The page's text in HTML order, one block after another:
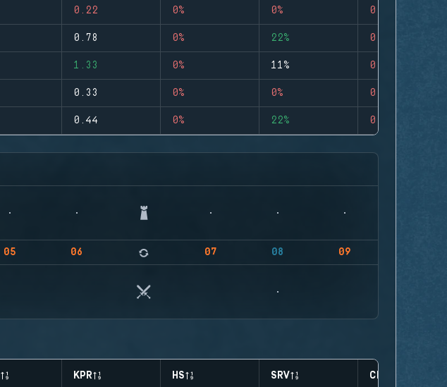
0.22 0% 0% 0
0.78 0% 22% 0
1.33 0% 11% 0
0.33 0% 0% 0
0.44 0% 22% 0
05 06 07 08 09
KPR HS SRV CLUTCHES